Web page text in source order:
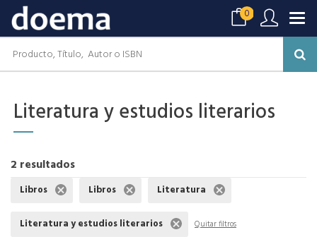
0
Literatura y estudios literarios
2 resultados
Libros Libros Literatura
Literatura y estudios literarios Quitar filtros